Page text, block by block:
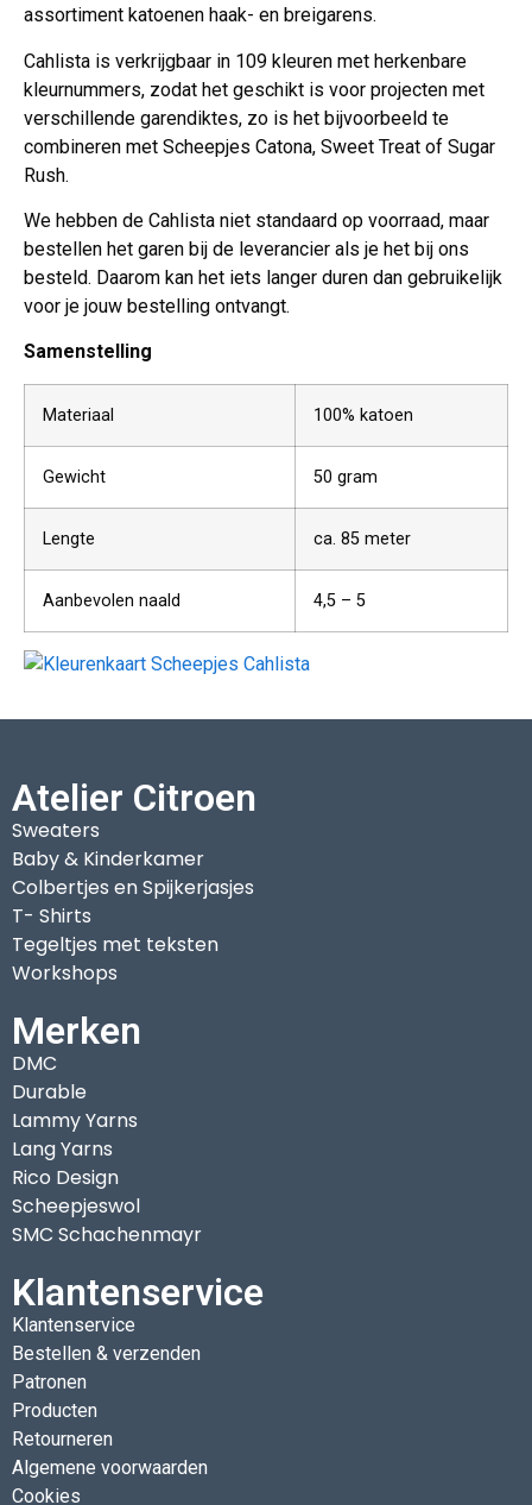
assortiment katoenen haak- en breigarens.
Cahlista is verkrijgbaar in 109 kleuren met herkenbare
kleurnummers, zodat het geschikt is voor projecten met
verschillende garendiktes, zo is het bijvoorbeeld te
combineren met Scheepjes Catona, Sweet Treat of Sugar
Rush.
We hebben de Cahlista niet standaard op voorraad, maar
bestellen het garen bij de leverancier als je het bij ons
besteld. Daarom kan het iets langer duren dan gebruikelijk
voor je jouw bestelling ontvangt.
Samenstelling
Materiaal 100% katoen
Gewicht 50 gram
Lengte ca. 85 meter
Aanbevolen naald 4,5 – 5
Atelier Citroen
Sweaters
Baby & Kinderkamer
Colbertjes en Spijkerjasjes
T- Shirts
Tegeltjes met teksten
Workshops
Merken
DMC
Durable
Lammy Yarns
Lang Yarns
Rico Design
Scheepjeswol
SMC Schachenmayr
Klantenservice
Klantenservice
Bestellen & verzenden
Patronen
Producten
Retourneren
Algemene voorwaarden
Cookies